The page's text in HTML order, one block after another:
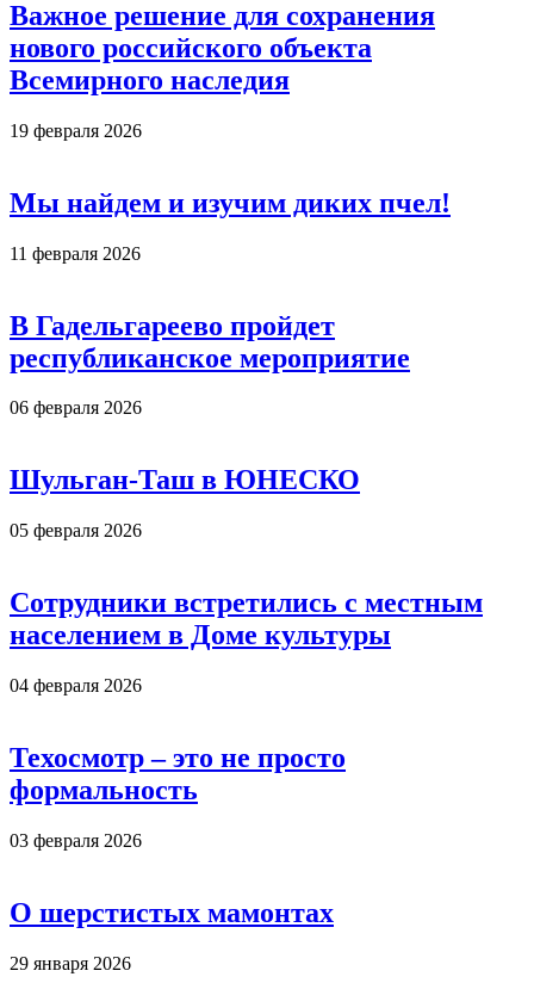
Важное решение для сохранения
нового российского объекта
Всемирного наследия
19 февраля 2026
Мы найдем и изучим диких пчел!
11 февраля 2026
В Гадельгареево пройдет
республиканское мероприятие
06 февраля 2026
Шульган-Таш в ЮНЕСКО
05 февраля 2026
Сотрудники встретились с местным
населением в Доме культуры
04 февраля 2026
Техосмотр – это не просто
формальность
03 февраля 2026
О шерстистых мамонтах
29 января 2026